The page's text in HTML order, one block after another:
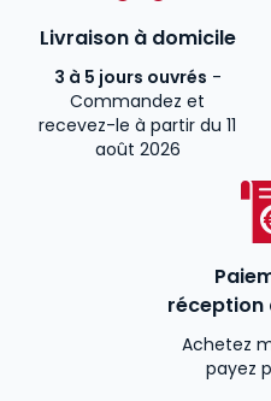
Livraison à domicile
3 à 5 jours ouvrés -
Commandez et
recevez-le à partir du 11
août 2026
réception
Achetez
payez